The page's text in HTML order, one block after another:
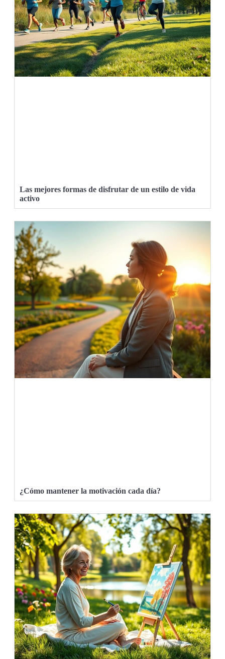
Las mejores formas de disfrutar de un estilo de vida
activo
¿Cómo mantener la motivación cada día?